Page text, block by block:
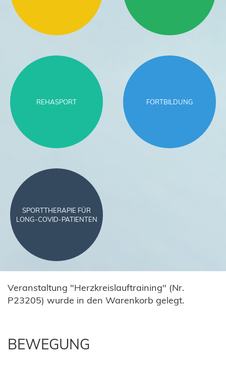
REHASPORT FORTBILDUNG
SPORTTHERAPIE FÜR
LONG-COVID-PATIENTEN
Veranstaltung "Herzkreislauftraining" (Nr.
P23205) wurde in den Warenkorb gelegt.
BEWEGUNG